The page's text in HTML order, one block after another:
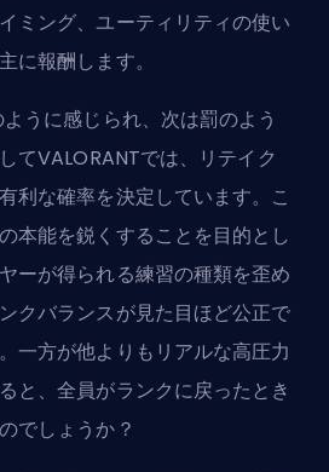
ミング、ユーティリティの使い
に報酬します。
うに感じられ、次は罰のよう
てVALORANTでは、リテイク
利な確率を決定しています。こ
本能を鋭くすることを目的とし
ーが得られる練習の種類を歪め
クバランスが見た目ほど公正で
一方が他よりもリアルな高圧力
と、全員がランクに戻ったとき
でしょうか？